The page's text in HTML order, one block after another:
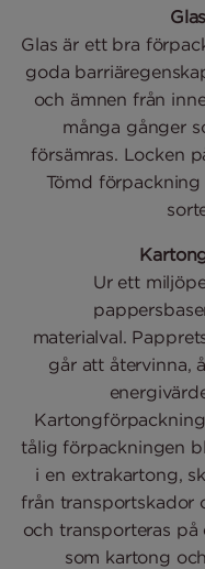
Glas är ett bra
goda
och ämnen från
många gånger
försämras. Locken
Tömd
Ur ett
materialval.
går att återvinna,
tålig förpackningen
i en extrakartong,
från transportskador
och transporteras på
som kartong